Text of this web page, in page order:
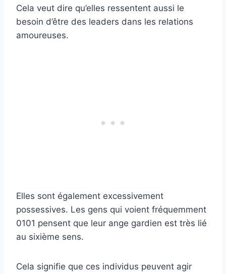
Cela veut dire qu’elles ressentent aussi le
besoin d’être des leaders dans les relations
amoureuses.
Elles sont également excessivement
possessives. Les gens qui voient fréquemment
0101 pensent que leur ange gardien est très lié
au sixième sens.
Cela signifie que ces individus peuvent agir